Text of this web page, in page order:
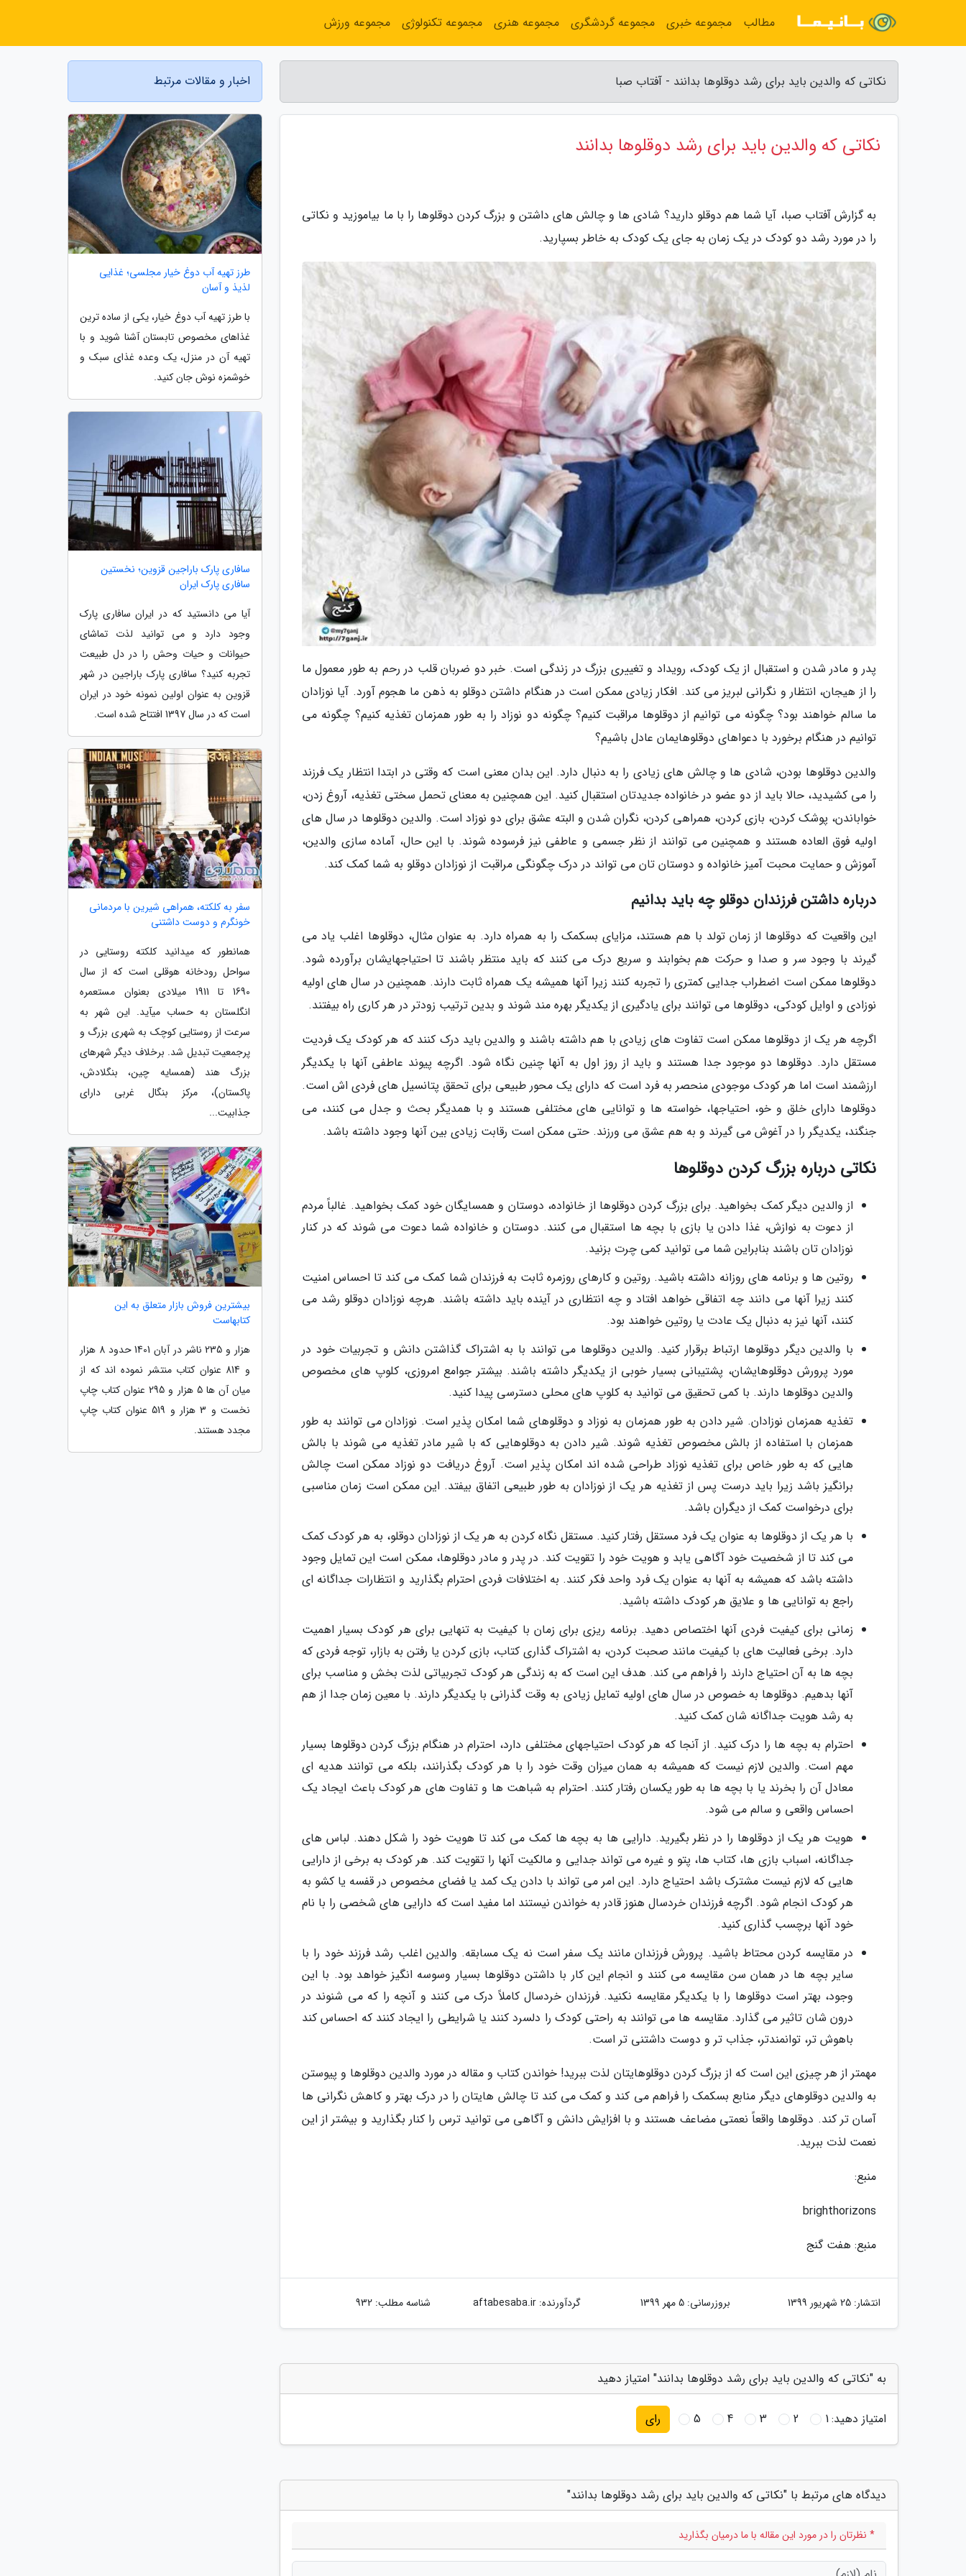
نکاتی که والدین باید برای رشد دوقلوها بدانند - آفتاب صبا
نکاتی که والدین باید برای رشد دوقلوها بدانند
به گزارش آفتاب صبا، آیا شما هم دوقلو دارید؟ شادی ها و چالش های داشتن و بزرگ کردن دوقلوها را با ما بیاموزید و نکاتی
را در مورد رشد دو کودک در یک زمان به جای یک کودک به خاطر بسپارید.
پدر و مادر شدن و استقبال از یک کودک، رویداد و تغییری بزرگ در زندگی است. خبر دو ضربان قلب در رحم به طور معمول ما
را از هیجان، انتظار و نگرانی لبریز می کند. افکار زیادی ممکن است در هنگام داشتن دوقلو به ذهن ما هجوم آورد. آیا نوزادان
ما سالم خواهند بود؟ چگونه می توانیم از دوقلوها مراقبت کنیم؟ چگونه دو نوزاد را به طور همزمان تغذیه کنیم؟ چگونه می
توانیم در هنگام برخورد با دعواهای دوقلوهایمان عادل باشیم؟
والدین دوقلوها بودن، شادی ها و چالش های زیادی را به دنبال دارد. این بدان معنی است که وقتی در ابتدا انتظار یک فرزند
را می کشیدید، حالا باید از دو عضو در خانواده جدیدتان استقبال کنید. این همچنین به معنای تحمل سختی تغذیه، آروغ زدن،
خواباندن، پوشک کردن، بازی کردن، همراهی کردن، نگران شدن و البته عشق برای دو نوزاد است. والدین دوقلوها در سال های
اولیه فوق العاده هستند و همچنین می توانند از نظر جسمی و عاطفی نیز فرسوده شوند. با این حال، آماده سازی والدین،
آموزش و حمایت محبت آمیز خانواده و دوستان تان می تواند در درک چگونگی مراقبت از نوزادان دوقلو به شما کمک کند.
درباره داشتن فرزندان دوقلو چه باید بدانیم
این واقعیت که دوقلوها از زمان تولد با هم هستند، مزایای بسکمک را به همراه دارد. به عنوان مثال، دوقلوها اغلب یاد می
گیرند با وجود سر و صدا و حرکت هم بخوابند و سریع درک می کنند که باید منتظر باشند تا احتیاجهایشان برآورده شود.
دوقلوها ممکن است اضطراب جدایی کمتری را تجربه کنند زیرا آنها همیشه یک همراه ثابت دارند. همچنین در سال های اولیه
نوزادی و اوایل کودکی، دوقلوها می توانند برای یادگیری از یکدیگر بهره مند شوند و بدین ترتیب زودتر در هر کاری راه بیفتند.
اگرچه هر یک از دوقلوها ممکن است تفاوت های زیادی با هم داشته باشند و والدین باید درک کنند که هر کودک یک فردیت
مستقل دارد. دوقلوها دو موجود جدا هستند و باید از روز اول به آنها چنین نگاه شود. اگرچه پیوند عاطفی آنها با یکدیگر
ارزشمند است اما هر کودک موجودی منحصر به فرد است که دارای یک محور طبیعی برای تحقق پتانسیل های فردی اش است.
دوقلوها دارای خلق و خو، احتیاجها، خواسته ها و توانایی های مختلفی هستند و با همدیگر بحث و جدل می کنند، می
جنگند، یکدیگر را در آغوش می گیرند و به هم عشق می ورزند. حتی ممکن است رقابت زیادی بین آنها وجود داشته باشد.
نکاتی درباره بزرگ کردن دوقلوها
از والدین دیگر کمک بخواهید. برای بزرگ کردن دوقلوها از خانواده، دوستان و همسایگان خود کمک بخواهید. غالباً مردم
از دعوت به نوازش، غذا دادن یا بازی با بچه ها استقبال می کنند. دوستان و خانواده شما دعوت می شوند که در کنار
نوزادان تان باشند بنابراین شما می توانید کمی چرت بزنید.
روتین ها و برنامه های روزانه داشته باشید. روتین و کارهای روزمره ثابت به فرزندان شما کمک می کند تا احساس امنیت
کنند زیرا آنها می دانند چه اتفاقی خواهد افتاد و چه انتظاری در آینده باید داشته باشند. هرچه نوزادان دوقلو رشد می
کنند، آنها نیز به دنبال یک عادت یا روتین خواهند بود.
با والدین دیگر دوقلوها ارتباط برقرار کنید. والدین دوقلوها می توانند با به اشتراک گذاشتن دانش و تجربیات خود در
مورد پرورش دوقلوهایشان، پشتیبانی بسیار خوبی از یکدیگر داشته باشند. بیشتر جوامع امروزی، کلوپ های مخصوص
والدین دوقلوها دارند. با کمی تحقیق می توانید به کلوپ های محلی دسترسی پیدا کنید.
تغذیه همزمان نوزادان. شیر دادن به طور همزمان به نوزاد و دوقلوهای شما امکان پذیر است. نوزادان می توانند به طور
همزمان با استفاده از بالش مخصوص تغذیه شوند. شیر دادن به دوقلوهایی که با شیر مادر تغذیه می شوند با بالش
هایی که به طور خاص برای تغذیه نوزاد طراحی شده اند امکان پذیر است. آروغ دریافت دو نوزاد ممکن است چالش
برانگیز باشد زیرا باید درست پس از تغذیه هر یک از نوزادان به طور طبیعی اتفاق بیفتد. این ممکن است زمان مناسبی
برای درخواست کمک از دیگران باشد.
با هر یک از دوقلوها به عنوان یک فرد مستقل رفتار کنید. مستقل نگاه کردن به هر یک از نوزادان دوقلو، به هر کودک کمک
می کند تا از شخصیت خود آگاهی یابد و هویت خود را تقویت کند. در پدر و مادر دوقلوها، ممکن است این تمایل وجود
داشته باشد که همیشه به آنها به عنوان یک فرد واحد فکر کنند. به اختلافات فردی احترام بگذارید و انتظارات جداگانه ای
راجع به توانایی ها و علایق هر کودک داشته باشید.
زمانی برای کیفیت فردی آنها اختصاص دهید. برنامه ریزی برای زمان با کیفیت به تنهایی برای هر کودک بسیار اهمیت
دارد. برخی فعالیت های با کیفیت مانند صحبت کردن، به اشتراک گذاری کتاب، بازی کردن یا رفتن به بازار، توجه فردی که
بچه ها به آن احتیاج دارند را فراهم می کند. هدف این است که به زندگی هر کودک تجربیاتی لذت بخش و مناسب برای
آنها بدهیم. دوقلوها به خصوص در سال های اولیه تمایل زیادی به وقت گذرانی با یکدیگر دارند. با معین زمان جدا از هم
به رشد هویت جداگانه شان کمک کنید.
احترام به بچه ها را درک کنید. از آنجا که هر کودک احتیاجهای مختلفی دارد، احترام در هنگام بزرگ کردن دوقلوها بسیار
مهم است. والدین لازم نیست که همیشه به همان میزان وقت خود را با هر کودک بگذرانند، بلکه می توانند هدیه ای
معادل آن را بخرند یا با بچه ها به طور یکسان رفتار کنند. احترام به شباهت ها و تفاوت های هر کودک باعث ایجاد یک
احساس واقعی و سالم می شود.
هویت هر یک از دوقلوها را در نظر بگیرید. دارایی ها به بچه ها کمک می کند تا هویت خود را شکل دهند. لباس های
جداگانه، اسباب بازی ها، کتاب ها، پتو و غیره می تواند جدایی و مالکیت آنها را تقویت کند. هر کودک به برخی از دارایی
هایی که لازم نیست مشترک باشد احتیاج دارد. این امر می تواند با دادن یک کمد یا فضای مخصوص در قفسه یا کشو به
هر کودک انجام شود. اگرچه فرزندان خردسال هنوز قادر به خواندن نیستند اما مفید است که دارایی های شخصی را با نام
خود آنها برچسب گذاری کنید.
در مقایسه کردن محتاط باشید. پرورش فرزندان مانند یک سفر است نه یک مسابقه. والدین اغلب رشد فرزند خود را با
سایر بچه ها در همان سن مقایسه می کنند و انجام این کار با داشتن دوقلوها بسیار وسوسه انگیز خواهد بود. با این
وجود، بهتر است دوقلوها را با یکدیگر مقایسه نکنید. فرزندان خردسال کاملاً درک می کنند و آنچه را که می شنوند در
درون شان تاثیر می گذارد. مقایسه ها می توانند به راحتی کودک را دلسرد کنند یا شرایطی را ایجاد کنند که احساس کند
باهوش تر، توانمندتر، جذاب تر و دوست داشتنی تر است.
مهمتر از هر چیزی این است که از بزرگ کردن دوقلوهایتان لذت ببرید! خواندن کتاب و مقاله در مورد والدین دوقلوها و پیوستن
به والدین دوقلوهای دیگر منابع بسکمک را فراهم می کند و کمک می کند تا چالش هایتان را در درک بهتر و کاهش نگرانی ها
آسان تر کند. دوقلوها واقعاً نعمتی مضاعف هستند و با افزایش دانش و آگاهی می توانید ترس را کنار بگذارید و بیشتر از این
نعمت لذت ببرید.
منبع:
brighthorizons
منبع: هفت گنج
انتشار: 25 شهریور 1399 بروزرسانی: 5 مهر 1399 گردآورنده:aftabesaba.ir شناسه مطلب: 932
به "نکاتی که والدین باید برای رشد دوقلوها بدانند" امتیاز دهید
امتیاز دهید:1
2
3
4
5 رای
دیدگاه های مرتبط با "نکاتی که والدین باید برای رشد دوقلوها بدانند"
* نظرتان را در مورد این مقاله با ما درمیان بگذارید
اخبار و مقالات مرتبط
طرز تهیه آب دوغ خیار مجلسی؛ غذایی
لذیذ و آسان
با طرز تهیه آب دوغ خیار، یکی از ساده ترین
غذاهای مخصوص تابستان آشنا شوید و با
تهیه آن در منزل، یک وعده غذای سبک و
خوشمزه نوش جان کنید.
سافاری پارک باراجین قزوین؛ نخستین
سافاری پارک ایران
آیا می دانستید که در ایران سافاری پارک
وجود دارد و می توانید لذت تماشای
حیوانات و حیات وحش را در دل طبیعت
تجربه کنید؟ سافاری پارک باراجین در شهر
قزوین به عنوان اولین نمونه خود در ایران
است که در سال 1397 افتتاح شده است.
سفر به کلکته، همراهی شیرین با مردمانی
خونگرم و دوست داشتنی
همانطور که میدانید کلکته روستایی در
سواحل رودخانه هوقلی است که از سال
1690 تا 1911 میلادی بعنوان مستعمره
انگلستان به حساب میآید. این شهر به
سرعت از روستایی کوچک به شهری بزرگ و
پرجمعیت تبدیل شد. برخلاف دیگر شهرهای
بزرگ هند (همسایه چین، بنگلادش،
پاکستان)، مرکز بنگال غربی دارای
جذابیت...
بیشترین فروش بازار متعلق به این
کتابهاست
هزار و 235 ناشر در آبان 1401 حدود 8 هزار
و 814 عنوان کتاب منتشر نموده اند که از
میان آن ها 5 هزار و 295 عنوان کتاب چاپ
نخست و 3 هزار و 519 عنوان کتاب چاپ
مجدد هستند.
مطالب مجموعه خبری مجموعه گردشگری مجموعه هنری مجموعه تکنولوژی مجموعه ورزش